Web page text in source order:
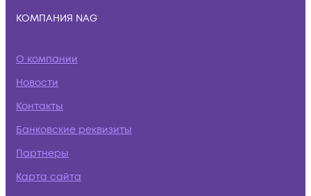
КОМПАНИЯ NAG
О компании
Новости
Контакты
Банковские реквизиты
Партнеры
Карта сайта